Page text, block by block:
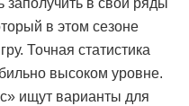
в свои ряды
в этом сезоне
Точная статистика
высоком уровне.
ищут варианты для